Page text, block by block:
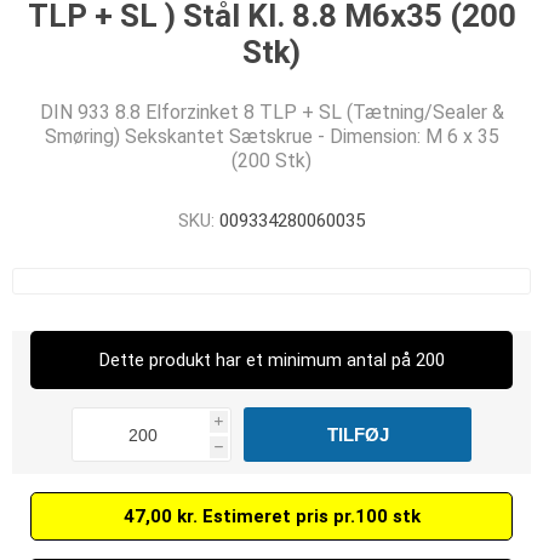
TLP + SL ) Stål Kl. 8.8 M6x35 (200
Stk)
DIN 933 8.8 Elforzinket 8 TLP + SL (Tætning/Sealer &
Smøring) Sekskantet Sætskrue - Dimension: M 6 x 35
(200 Stk)
SKU: 009334280060035
Dette produkt har et minimum antal på 200
i
h
47,00 kr. Estimeret pris pr.100 stk